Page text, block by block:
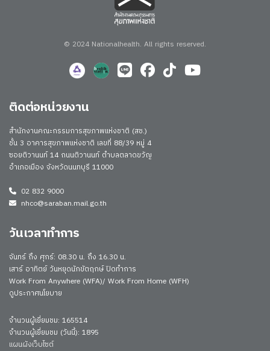
© 2024 Nationalhealth. All rights reserved.
ติดต่อหน่วยงาน
สำนักงานคณะกรรมการสุขภาพแห่งชาติ (สช.)
ชั้น 3 อาคารสุขภาพแห่งชาติ เลขที่ 88/39 หมู่ 4
ซอยติวานนท์ 14 ถนนติวานนท์ ตำบลตลาดขวัญ
อำเภอเมือง จังหวัดนนทบุรี 11000
02 832 9000
nhco@saraban.mail.go.th
วันเวลาทำการ
จันทร์ ถึง ศุกร์: 08.30 น. ถึง 16.30 น.
เสาร์ อาทิตย์ วันหยุดนักขัตฤกษ์ ปิดทำการ
Work From Anywhere (WFA)/ Work From Home (WFH)
ดูประกาศนโยบาย
จำนวนผู้เยี่ยมชม: 165514
จำนวนผู้เยี่ยมชม (วันนี้): 1895
แผนผังเว็บไซต์